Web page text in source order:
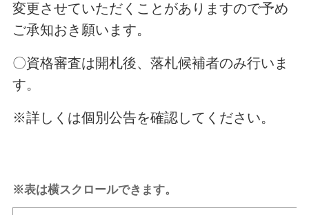
変更させていただくことがありますので予め
ご承知おき願います。
〇資格審査は開札後、落札候補者のみ行いま
す。
※詳しくは個別公告を確認してください。
※表は横スクロールできます。